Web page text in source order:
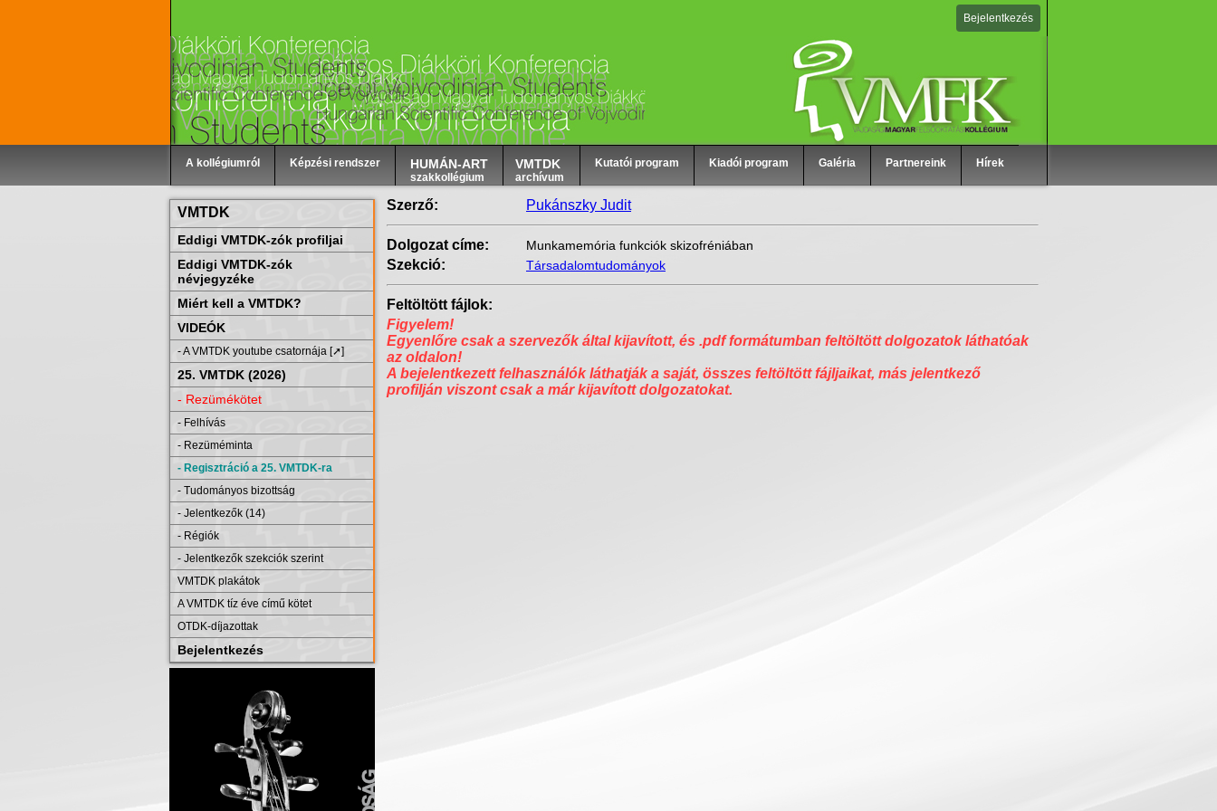
Bejelentkezés
A kollégiumról Képzési rendszer HUMÁN-ART
szakkollégium
VMTDK
archívum
Kutatói program Kiadói program Galéria Partnereink Hírek
VMTDK
Eddigi VMTDK-zók profiljai
Eddigi VMTDK-zók
névjegyzéke
Miért kell a VMTDK?
VIDEÓK
- A VMTDK youtube csatornája [➚]
25. VMTDK (2026)
- Rezümékötet
- Felhívás
- Rezüméminta
- Regisztráció a 25. VMTDK-ra
- Tudományos bizottság
- Jelentkezők (14)
- Régiók
- Jelentkezők szekciók szerint
VMTDK plakátok
A VMTDK tíz éve című kötet
OTDK-díjazottak
Bejelentkezés
Szerző: Pukánszky Judit
Dolgozat címe: Munkamemória funkciók skizofréniában
Szekció: Társadalomtudományok
Feltöltött fájlok:
Figyelem!
Egyenlőre csak a szervezők által kijavított, és .pdf formátumban feltöltött dolgozatok láthatóak
az oldalon!
A bejelentkezett felhasználók láthatják a saját, összes feltöltött fájljaikat, más jelentkező
profilján viszont csak a már kijavított dolgozatokat.